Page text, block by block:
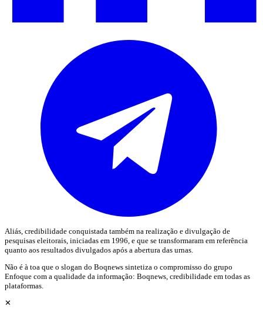
Aliás, credibilidade conquistada também na realização e divulgação de
pesquisas eleitorais, iniciadas em 1996, e que se transformaram em referência
quanto aos resultados divulgados após a abertura das urnas.
Não é à toa que o slogan do Boqnews sintetiza o compromisso do grupo
Enfoque com a qualidade da informação: Boqnews, credibilidade em todas as
plataformas.
✕